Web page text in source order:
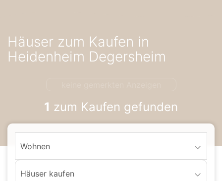
zur
Navigation
zum
Häuser zum Kaufen in
Heidenheim Degersheim
1 zum Kaufen gefunden
Wohnen
Häuser kaufen